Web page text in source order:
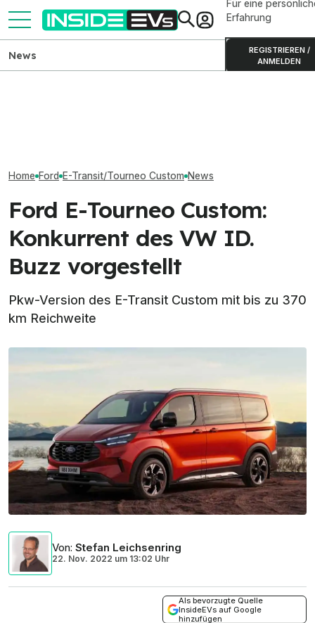
Für eine
Erfahrung
REGISTRIEREN /
ANMELDEN
News
Home Ford E-Transit/Tourneo Custom News
Ford E-Tourneo Custom:
Konkurrent des VW ID.
Buzz vorgestellt
Pkw-Version des E-Transit Custom mit bis zu 370
km Reichweite
Von: Stefan Leichsenring
22. Nov. 2022 um 13:02 Uhr
Als bevorzugte Quelle
InsideEVs auf Google
hinzufügen